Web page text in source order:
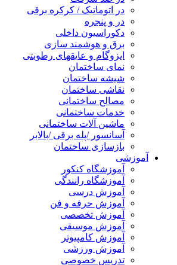
در اتوماتیک / کرکره برقی
در و پنجره
دکوراسیون داخلی
برق و هوشمند سازی
ایزوگام و عایقهای رطوبتی
نمای ساختمان
شیشه ساختمان
نقاشی ساختمان
مصالح ساختمانی
خدمات ساختمانی
ماشین آلات ساختمانی
آسانسور /پله برقی /بالابر
بازسازی ساختمان
آموزشی
آموزشگاه کنکور
آموزشگاه رانندگی
آموزش درسی
آموزش حرفه و فن
آموزش تخصصی
آموزش موسیقی
آموزش کامپیوتر
آموزش ورزشی
تدریس خصوصی